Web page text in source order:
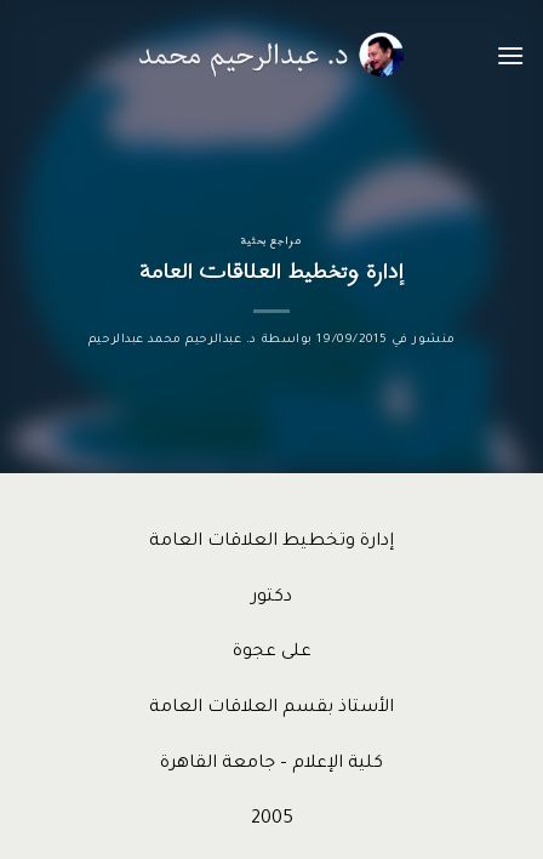
للمحتوى
مراجع بحثية
إدارة وتخطيط العلاقات العامة
منشور في 19/09/2015 بواسطة د. عبدالرحيم محمد عبدالرحيم
إدارة وتخطيط العلاقات العامة
دكتور
على عجوة
الأستاذ بقسم العلاقات العامة
كلية الإعلام – جامعة القاهرة
2005